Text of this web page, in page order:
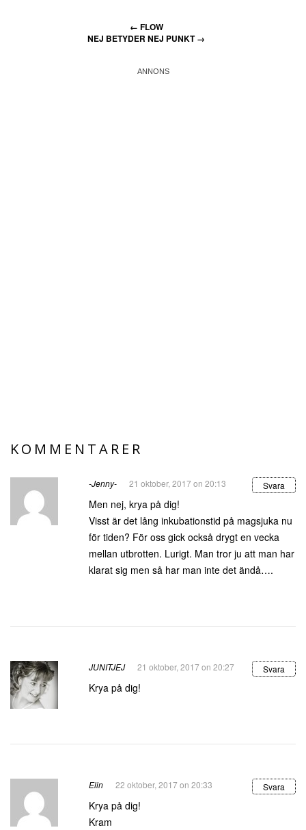
← FLOW
NEJ BETYDER NEJ PUNKT→
KOMMENTARER
-Jenny- 21 oktober, 2017 on 20:13 Svara
Men nej, krya på dig!
Visst är det lång inkubationstid på magsjuka nu
för tiden? För oss gick också drygt en vecka
mellan utbrotten. Lurigt. Man tror ju att man har
klarat sig men så har man inte det ändå….
JUNITJEJ 21 oktober, 2017 on 20:27 Svara
Krya på dig!
Elin 22 oktober, 2017 on 20:33 Svara
Krya på dig!
Kram